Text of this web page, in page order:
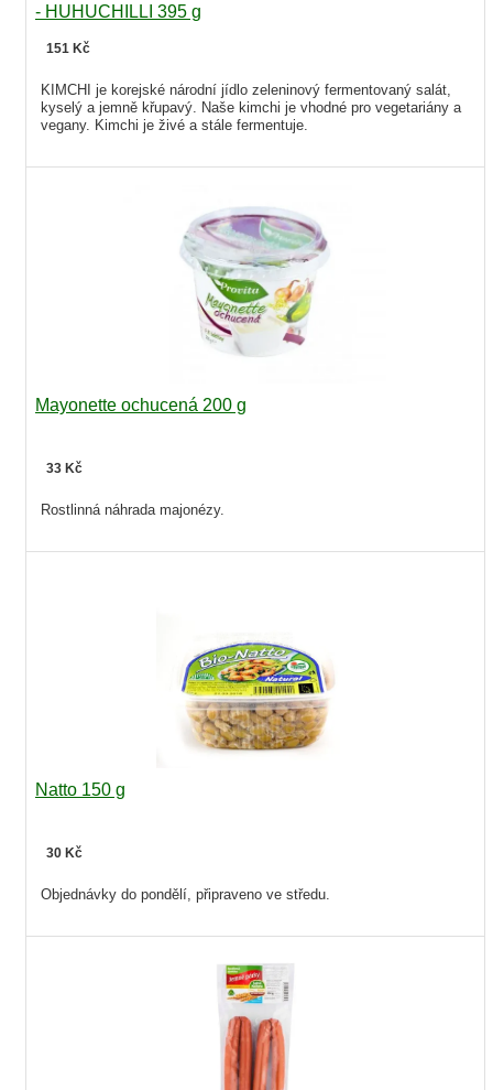
- HUHUCHILLI 395 g
151 Kč
KIMCHI je korejské národní jídlo zeleninový fermentovaný salát,
kyselý a jemně křupavý. Naše kimchi je vhodné pro vegetariány a
vegany. Kimchi je živé a stále fermentuje.
Mayonette ochucená 200 g
33 Kč
Rostlinná náhrada majonézy.
Natto 150 g
30 Kč
Objednávky do pondělí, připraveno ve středu.